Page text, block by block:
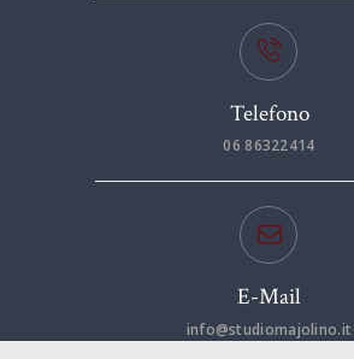
Telefono
06 86322414
E-Mail
info@studiomajolino.it